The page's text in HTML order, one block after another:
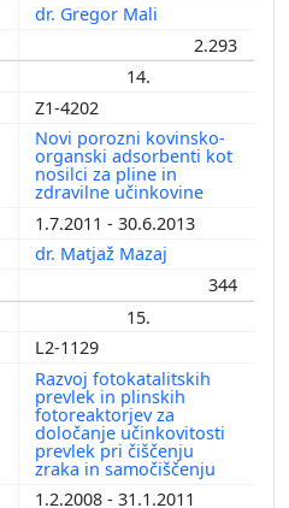
dr. Gregor Mali
2.293
14.
Z1-4202
Novi porozni kovinsko-
organski adsorbenti kot
nosilci za pline in
zdravilne učinkovine
1.7.2011 - 30.6.2013
dr. Matjaž Mazaj
344
15.
L2-1129
Razvoj fotokatalitskih
prevlek in plinskih
fotoreaktorjev za
določanje učinkovitosti
prevlek pri čiščenju
zraka in samočiščenju
1.2.2008 - 31.1.2011